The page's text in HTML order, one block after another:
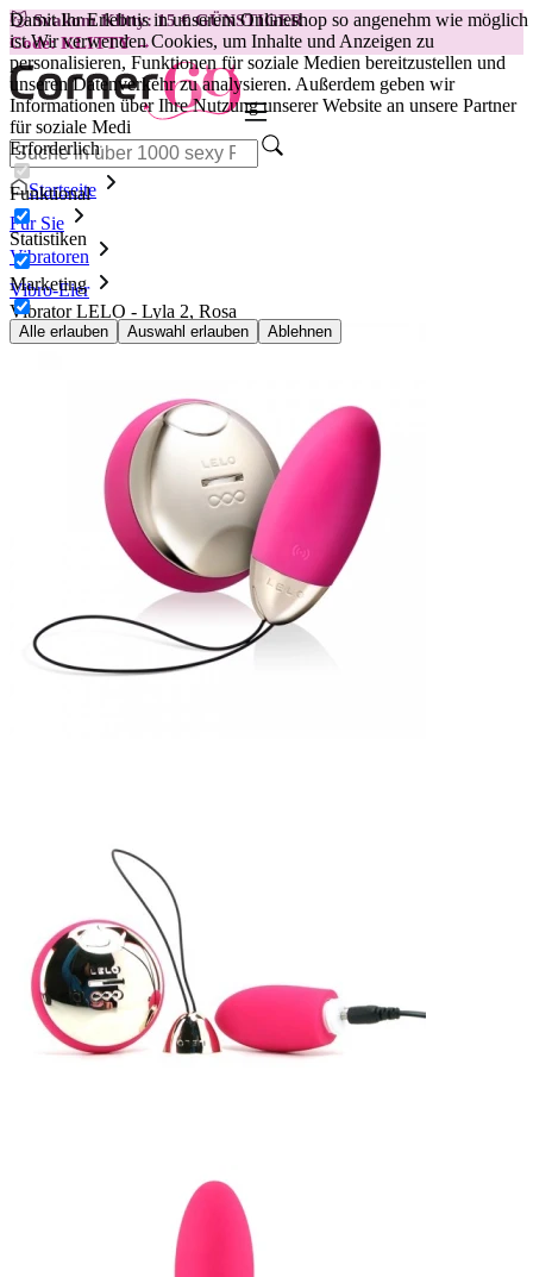
Damit Ihr Erlebnis in unserem Onlineshop so angenehm wie möglich
ist.Wir verwenden Cookies, um Inhalte und Anzeigen zu
personalisieren, Funktionen für soziale Medien bereitzustellen und
unseren Datenverkehr zu analysieren. Außerdem geben wir
Informationen über Ihre Nutzung unserer Website an unsere Partner
für soziale Medi
Erforderlich
Funktional
Statistiken
Marketing
Alle erlauben Auswahl erlauben Ablehnen
😽Svakom Klitty: 15 € GÜNSTIGER
Code: KLITTY →
Startseite
Für Sie
Vibratoren
Vibro-Eier
Vibrator LELO - Lyla 2, Rosa